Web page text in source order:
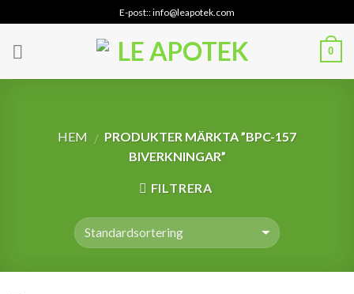
to
content
E-post:: info@leapotek.com
0
HEM / PRODUKTER MÄRKTA ”BPC-157
BIVERKNINGAR”
FILTRERA